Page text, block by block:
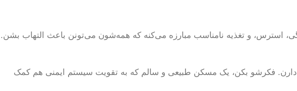
استرس، و تغذیه نامناسب مبارزه می‌کنه که همه‌شون می‌تونن باعث التهاب بشن.
دارن. فکرشو بکن، یک مسکن طبیعی و سالم که به تقویت سیستم ایمنی هم کمک